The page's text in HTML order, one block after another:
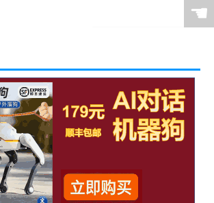
☚